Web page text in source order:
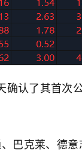
认了其首次
巴克莱、德